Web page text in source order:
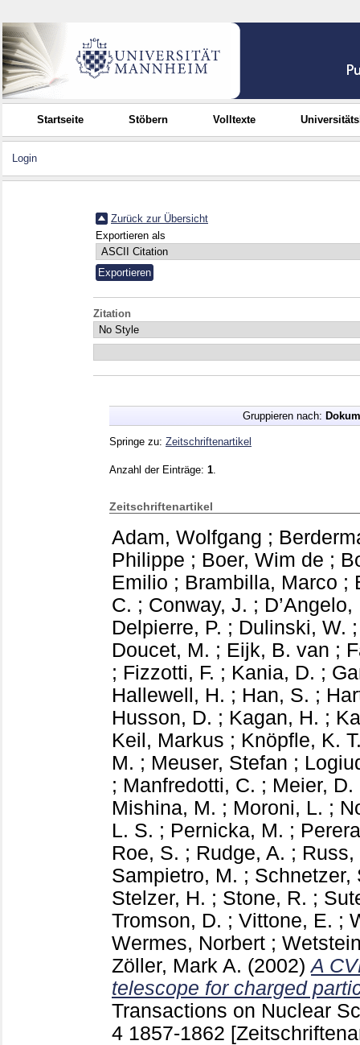
Startseite Stöbern Volltexte
Login
Zurück zur Übersicht
Exportieren als
Zitation
Gruppieren nach:
Springe zu: Zeitschriftenartikel
Anzahl der Einträge: 1
Zeitschriftenartikel
Adam, Wolfgang ;
Philippe ; Boer, Wim de ;
Emilio ; Brambilla, Marco ;
C. ; Conway, J. ; D’Angelo,
Delpierre, P. ; Dulinski, W.
Doucet, M. ; Eijk, B. van ;
; Fizzotti, F. ; Kania, D. ;
Hallewell, H. ; Han, S. ;
Husson, D. ; Kagan, H. ;
Keil, Markus ; Knöpfle, K.
M. ; Meuser, Stefan ;
; Manfredotti, C. ; Meier, D.
Mishina, M. ; Moroni, L. ;
L. S. ; Pernicka, M. ;
Roe, S. ; Rudge, A. ; Russ,
Sampietro, M. ; Schnetzer,
Stelzer, H. ; Stone, R. ;
Tromson, D. ; Vittone, E. ;
Wermes, Norbert ;
Zöller, Mark A. (2002)A
telescope for charged
Transactions on Nuclear
4 1857-1862